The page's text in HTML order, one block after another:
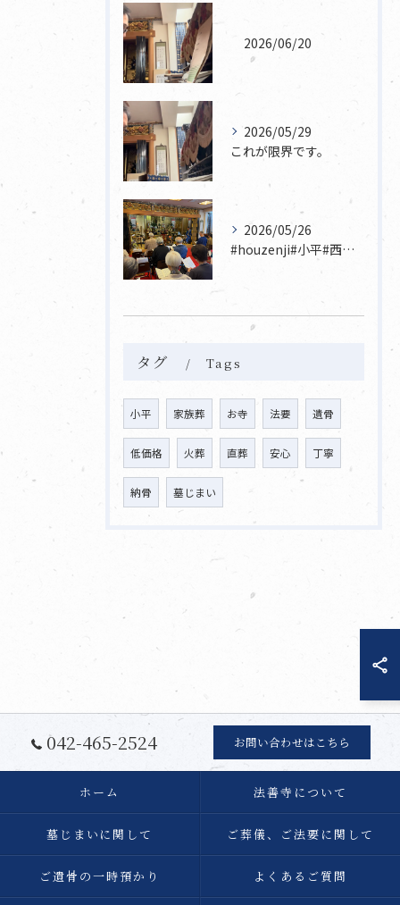
2026/06/20
2026/05/29
これが限界です。
2026/05/26
#houzenji#小平#西東京市#東村山#立川市国分寺市寺...
タグ Tags
小平 家族葬 お寺 法要 遺骨
低価格 火葬 直葬 安心 丁寧
納骨 墓じまい
042-465-2524 お問い合わせはこちら
ホーム 法善寺について
墓じまいに関して ご葬儀、ご法要に関して
ご遺骨の一時預かり よくあるご質問